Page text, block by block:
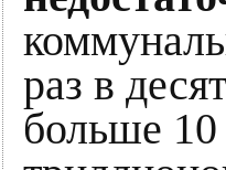
раз в
больше 10